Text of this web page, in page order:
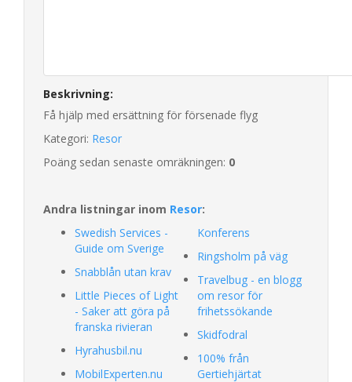
Beskrivning:
Få hjälp med ersättning för försenade flyg
Kategori: Resor
Poäng sedan senaste omräkningen: 0
Andra listningar inom Resor:
Swedish Services -
Guide om Sverige
Snabblån utan krav
Little Pieces of Light
- Saker att göra på
franska rivieran
Hyrahusbil.nu
MobilExperten.nu
Konferens
Ringsholm på väg
Travelbug - en blogg
om resor för
frihetssökande
Skidfodral
100% från
Gertiehjärtat